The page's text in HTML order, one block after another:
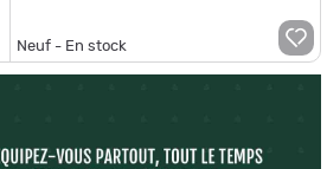
Neuf - En stock